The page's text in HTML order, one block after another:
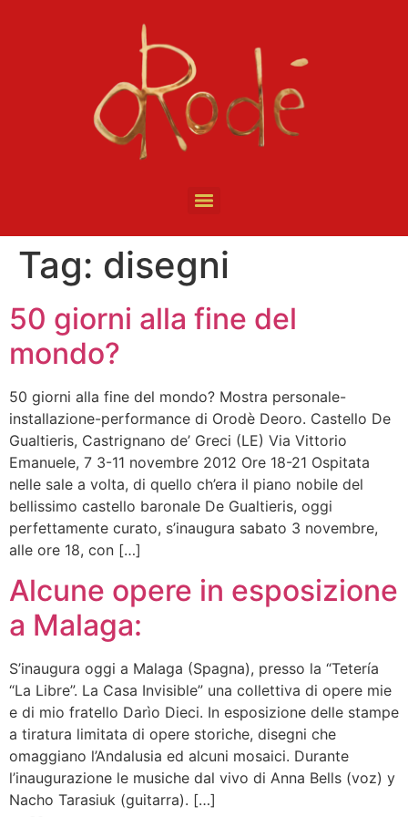
Tag: disegni
50 giorni alla fine del
mondo?
50 giorni alla fine del mondo? Mostra personale-
installazione-performance di Orodè Deoro. Castello De
Gualtieris, Castrignano de’ Greci (LE) Via Vittorio
Emanuele, 7 3-11 novembre 2012 Ore 18-21 Ospitata
nelle sale a volta, di quello ch’era il piano nobile del
bellissimo castello baronale De Gualtieris, oggi
perfettamente curato, s’inaugura sabato 3 novembre,
alle ore 18, con […]
Alcune opere in esposizione
a Malaga:
S’inaugura oggi a Malaga (Spagna), presso la “Tetería
“La Libre”. La Casa Invisible” una collettiva di opere mie
e di mio fratello Darìo Dieci. In esposizione delle stampe
a tiratura limitata di opere storiche, disegni che
omaggiano l’Andalusia ed alcuni mosaici. Durante
l’inaugurazione le musiche dal vivo di Anna Bells (voz) y
Nacho Tarasiuk (guitarra). […]